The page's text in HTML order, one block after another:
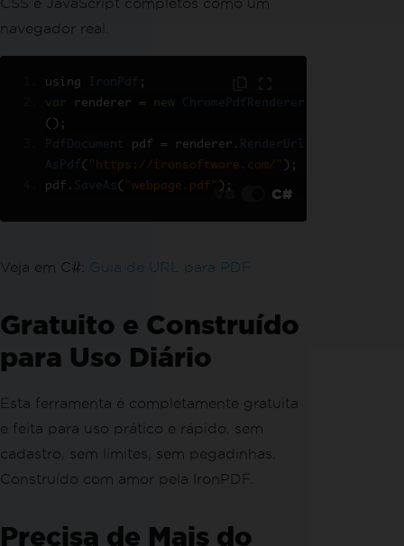
CSS e JavaScript completos como um
navegador real.
using IronPdf ;
var renderer = new
ChromePdfRenderer
();
PdfDocument
pdf = renderer . RenderUrl
AsPdf ( "https://ironsoftware.com/" );
pdf . SaveAs ( "webpage.pdf" );
VB C#
Veja em C#: Guia de URL para PDF
Gratuito e Construído
para Uso Diário
Esta ferramenta é completamente gratuita
e feita para uso prático e rápido, sem
cadastro, sem limites, sem pegadinhas.
Construído com amor pela IronPDF.
Precisa de Mais do